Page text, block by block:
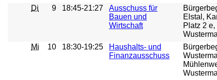
Di
9 18:45-21:27
Ausschuss für
Bauen und
Wirtschaft
Elstal,
Platz 2
Mi
10 18:30-19:25
Haushalts- und
Finanzausschuss